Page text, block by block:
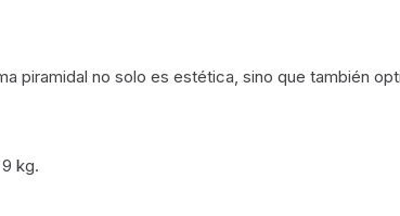
piramidal no solo es estética, sino que también
kg.